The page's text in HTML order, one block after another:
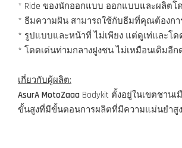
* Ride ของนักออกแบบ ออกแบบและผลิตโ
* ธีมความฝัน สามารถใช้กับธีมที่คุณต้องกา
* รูปแบบและหน้าที่ ไม่เพียง แต่ดูเท่และโด
* โดดเด่นท่ามกลางฝูงชน ไม่เหมือนเดิมอี
เกี่ยวกับผู้ผลิต:
AsurA MotoZaaa Bodykit ตั้งอยู่ในเขตชา
ขั้นสูงที่มีขั้นตอนการผลิตที่มีความแม่นยำสูง